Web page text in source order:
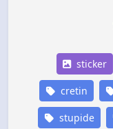
sticker
cretin
stupide